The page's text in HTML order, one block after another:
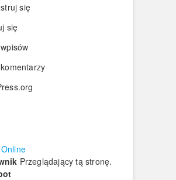
się
się
komentarzy
Online
Przeglądający tą stronę.